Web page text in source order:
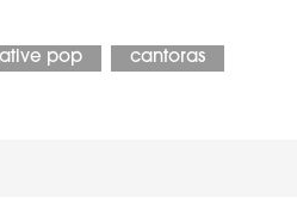
pop cantoras